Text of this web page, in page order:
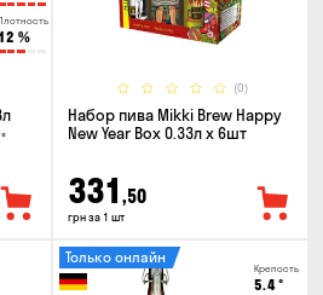
12 %
(0)
Набор пива Mikki Brew Happy
New Year Box 0.33л x 6шт
331 ,50
грн за 1 шт
Крепость
5.4°
Только онлайн